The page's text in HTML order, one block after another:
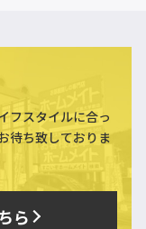
フスタイルに合っ
待ち致しておりま
ら